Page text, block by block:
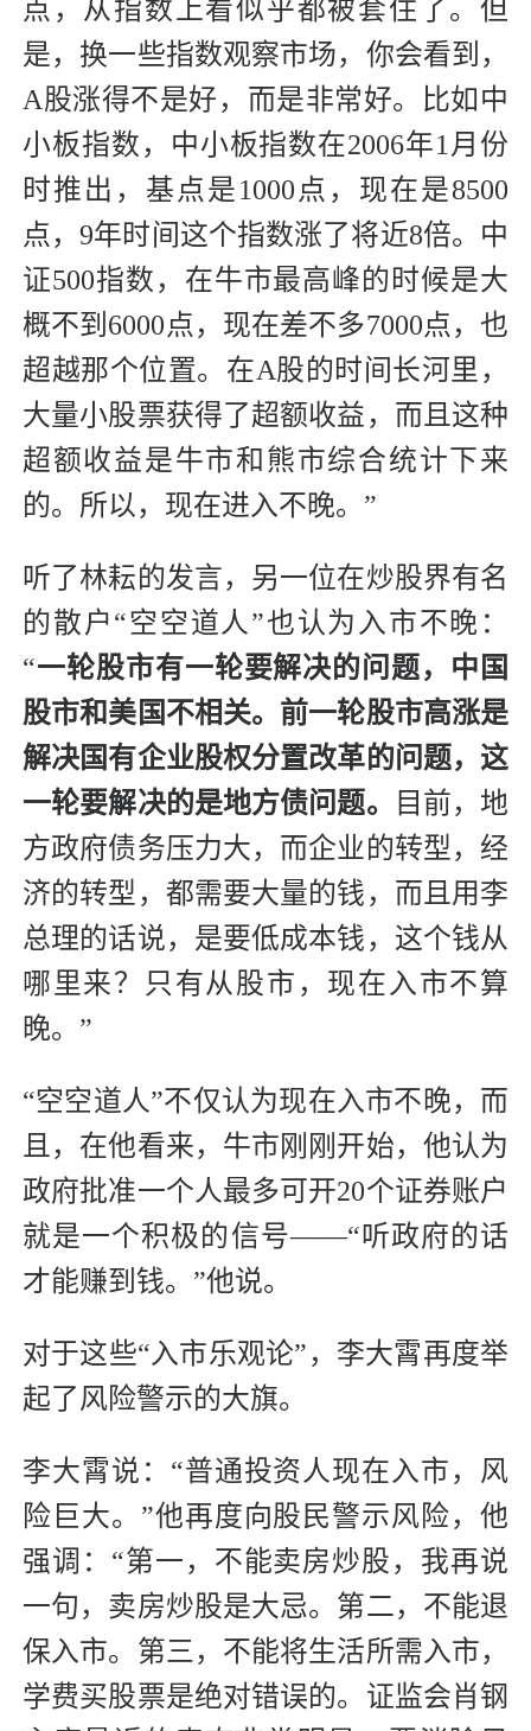
点，从指数上看似乎都被套住了。但
是，换一些指数观察市场，你会看到，
A股涨得不是好，而是非常好。比如中
小板指数，中小板指数在2006年1月份
时推出，基点是1000点，现在是8500
点，9年时间这个指数涨了将近8倍。中
证500指数，在牛市最高峰的时候是大
概不到6000点，现在差不多7000点，也
超越那个位置。在A股的时间长河里，
大量小股票获得了超额收益，而且这种
超额收益是牛市和熊市综合统计下来
的。所以，现在进入不晚。”
听了林耘的发言，另一位在炒股界有名
的散户“空空道人”也认为入市不晚：
“一轮股市有一轮要解决的问题，中国
股市和美国不相关。前一轮股市高涨是
解决国有企业股权分置改革的问题，这
一轮要解决的是地方债问题。
目前，地
方政府债务压力大，而企业的转型，经
济的转型，都需要大量的钱，而且用李
总理的话说，是要低成本钱，这个钱从
哪里来？只有从股市，现在入市不算
晚。”
“空空道人”不仅认为现在入市不晚，而
且，在他看来，牛市刚刚开始，他认为
政府批准一个人最多可开20个证券账户
就是一个积极的信号——“听政府的话
才能赚到钱。”他说。
对于这些“入市乐观论”，李大霄再度举
起了风险警示的大旗。
李大霄说：“普通投资人现在入市，风
险巨大。”他再度向股民警示风险，他
强调：“第一，不能卖房炒股，我再说
一句，卖房炒股是大忌。第二，不能退
保入市。第三，不能将生活所需入市，
学费买股票是绝对错误的。证监会肖钢